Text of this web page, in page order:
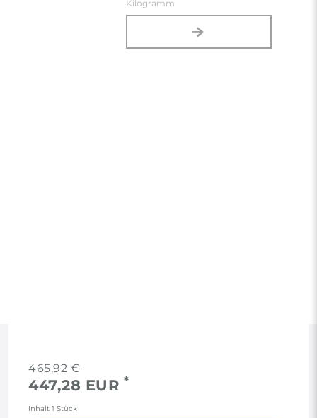
Kilogramm
465,92 €
447,28 EUR *
Inhalt 1 Stück
RECHTLICHES
AGB